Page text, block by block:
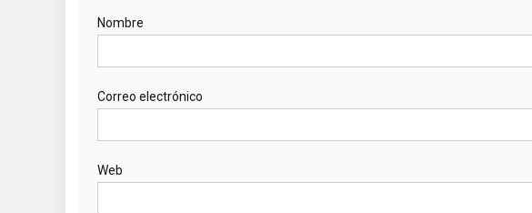
Nombre
Correo electrónico
Web